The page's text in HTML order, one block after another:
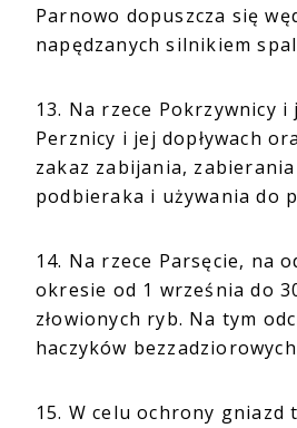
Parnowo dopuszcza się
napędzanych silnikiem
13. Na rzece Pokrzywnicy
Perznicy i jej dopływach
zakaz zabijania,
podbieraka i używania do
14. Na rzece Parsęcie, na
okresie od 1 września do
złowionych ryb. Na tym
haczyków
15. W celu ochrony gniazd